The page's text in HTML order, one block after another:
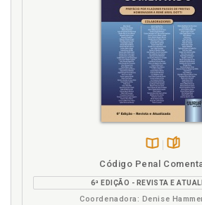
B.V.
Código Penal
6ª EDIÇÃO - REVISTA E
Coordenadora: Denise